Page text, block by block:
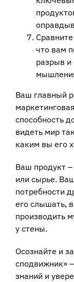
что вам
разрыв и
Ваш главный
способность
видеть мир
каким вы его
Ваш продукт –
или сырье.
потребности
его слышать,
производить
у стены.
Осознайте и
сподвижник»
знаний и